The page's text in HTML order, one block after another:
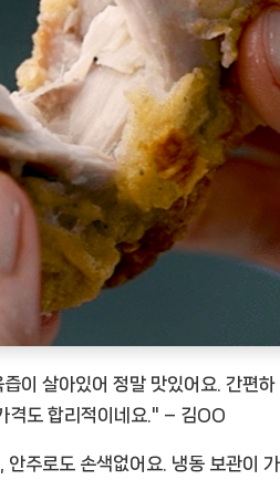
이 살아있어 정말 맛있어요. 간편하
격도 합리적이네요." – 김OO
주로도 손색없어요. 냉동 보관이 가